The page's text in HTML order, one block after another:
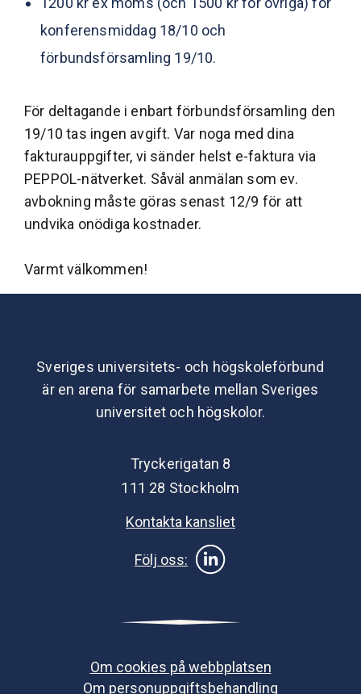
konferensmiddag 18/10 och
förbundsförsamling 19/10.
För deltagande i enbart förbundsförsamling den
19/10 tas ingen avgift. Var noga med dina
fakturauppgifter, vi sänder helst e-faktura via
PEPPOL-nätverket. Såväl anmälan som ev.
avbokning måste göras senast 12/9 för att
undvika onödiga kostnader.
Varmt välkommen!
Sveriges universitets- och högskoleförbund
är en arena för samarbete mellan Sveriges
universitet och högskolor.
Tryckerigatan 8
111 28 Stockholm
Kontakta kansliet
Följ oss:
Om cookies på webbplatsen
Om personuppgiftsbehandling